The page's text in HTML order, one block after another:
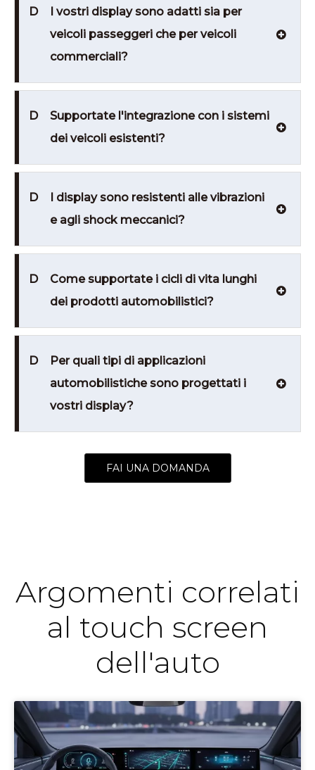
D
I vostri display sono adatti sia per
veicoli passeggeri che per veicoli
commerciali?
D
Supportate l'integrazione con i sistemi
dei veicoli esistenti?
D
I display sono resistenti alle vibrazioni
e agli shock meccanici?
D
Come supportate i cicli di vita lunghi
dei prodotti automobilistici?
D
Per quali tipi di applicazioni
automobilistiche sono progettati i
vostri display?
FAI UNA DOMANDA
Argomenti correlati
al touch screen
dell'auto